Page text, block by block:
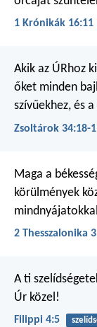
1 Krónikák 16:11
Akik az ÚRhoz
őket minden
szívűekhez, és
Zsoltárok 34:18-
Maga a
körülmények
2 Thesszalonika
A ti
Úr közel!
Filippi 4:5